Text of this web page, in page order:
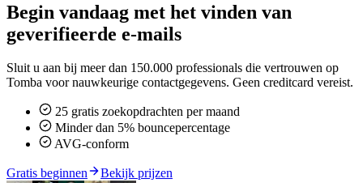
Begin vandaag met het vinden van
geverifieerde e-mails
Sluit u aan bij meer dan 150.000 professionals die vertrouwen op
Tomba voor nauwkeurige contactgegevens. Geen creditcard vereist.
25 gratis zoekopdrachten per maand
Minder dan 5% bouncepercentage
AVG-conform
Gratis beginnen Bekijk prijzen